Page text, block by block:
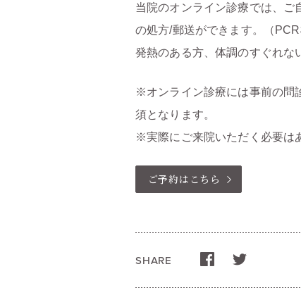
当院のオンライン診療では、ご
の処方/郵送ができます。（PCR
発熱のある方、体調のすぐれな
※オンライン診療には事前の問
須となります。
※実際にご来院いただく必要は
ご予約はこちら
SHARE